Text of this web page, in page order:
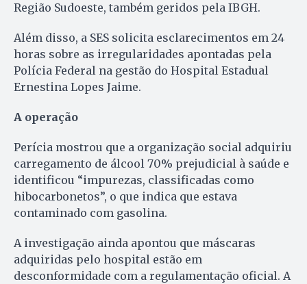
Região Sudoeste, também geridos pela IBGH.
Além disso, a SES solicita esclarecimentos em 24
horas sobre as irregularidades apontadas pela
Polícia Federal na gestão do Hospital Estadual
Ernestina Lopes Jaime.
A operação
Perícia mostrou que a organização social adquiriu
carregamento de álcool 70% prejudicial à saúde e
identificou “impurezas, classificadas como
hibocarbonetos”, o que indica que estava
contaminado com gasolina.
A investigação ainda apontou que máscaras
adquiridas pelo hospital estão em
desconformidade com a regulamentação oficial. A